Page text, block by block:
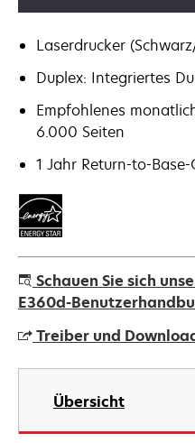
Laserdrucker
Duplex: Integriertes
Empfohlenes
6.000 Seiten
1 Jahr Return-to-
Schauen Sie sich
E360d-
Treiber und
wird
einer
neuen
Übersicht